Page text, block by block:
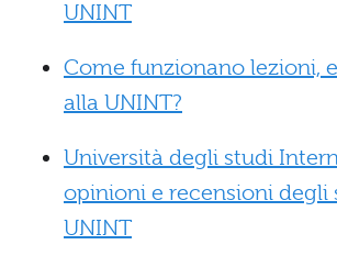
UNINT
Come funzionano lezioni,
alla UNINT?
Università degli studi
opinioni e recensioni degli
UNINT